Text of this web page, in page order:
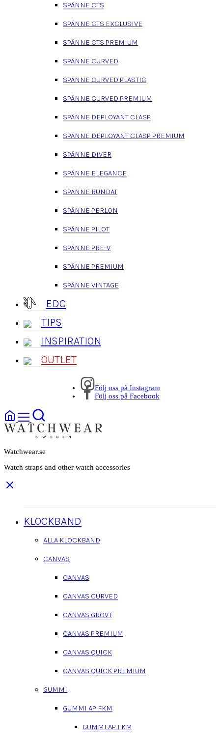
SPÄNNE CTS
SPÄNNE CTS EXCLUSIVE
SPÄNNE CTS PREMIUM
SPÄNNE CURVED
SPÄNNE CURVED PLASTIC
SPÄNNE CURVED PREMIUM
SPÄNNE DEPLOYANT CLASP
SPÄNNE DEPLOYANT CLASP PREMIUM
SPÄNNE DIVER
SPÄNNE ELEGANCE
SPÄNNE RUNDAT
SPÄNNE PERLON
SPÄNNE PILOT
SPÄNNE PRE-V
SPÄNNE PREMIUM
SPÄNNE VINTAGE
EDC
TIPS
INSPIRATION
OUTLET
Följ oss på Instagram
Följ oss på Facebook
Watchwear.se
Watch straps and other watch accessories
KLOCKBAND
ALLA KLOCKBAND
CANVAS
CANVAS
CANVAS CURVED
CANVAS GROVT
CANVAS PREMIUM
CANVAS QUICK
CANVAS QUICK PREMIUM
GUMMI
GUMMI AP FKM
GUMMI AP FKM